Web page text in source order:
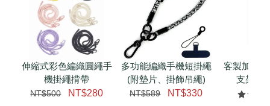
伸縮式彩色編織圓繩手
機掛繩揹帶
NT$500 NT$280
多功能編織手機短掛繩
(附墊片、掛飾吊繩)
NT$589 NT$330
客製加購
支架 腕